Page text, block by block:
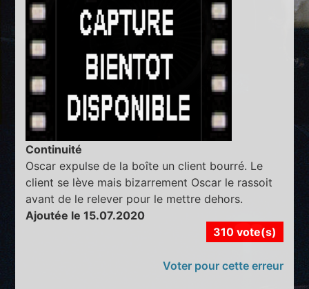
Continuité
Oscar expulse de la boîte un client bourré. Le
client se lève mais bizarrement Oscar le rassoit
avant de le relever pour le mettre dehors.
Ajoutée le 15.07.2020
310 vote(s)
Voter pour cette erreur